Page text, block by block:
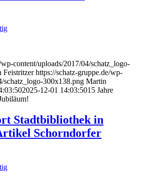
content/uploads/2017/04/schatz_logo-
Feistritzer https://schatz-gruppe.de/wp-
schatz_logo-300x138.png Martin
2025-12-01 14:03:5015 Jahre
Stadtbibliothek in
Schorndorfer